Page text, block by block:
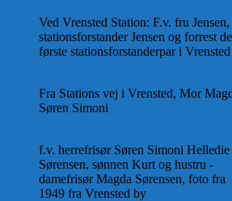
Ved Vrensted Station: F.v. fru
stationsforstander Jensen og forrest
første stationsforstanderpar i
Fra Stations vej i Vrensted, Mor
Søren Simoni
f.v. herrefrisør Søren Simoni Helledie
Sørensen, sønnen Kurt og hustru -
damefrisør Magda Sørensen, foto fra
1949 fra Vrensted by